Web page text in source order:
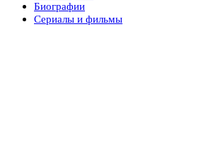
Биографии
Сериалы и фильмы